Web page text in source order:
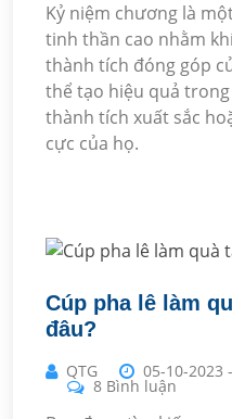
Kỷ niệm chương là
tinh thần cao nhằm
thành tích đóng góp
thể tạo hiệu quả
thành tích xuất sắc
cực của họ.
Cúp pha lê làm
đâu?
QTG 05-10-2023 -
8 Bình luận